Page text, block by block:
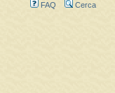
FAQ Cerca